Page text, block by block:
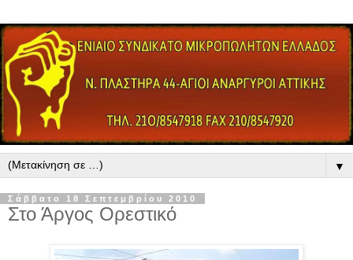
▼
Σάββατο 18 Σεπτεμβρίου 2010
Στο Άργος Ορεστικό